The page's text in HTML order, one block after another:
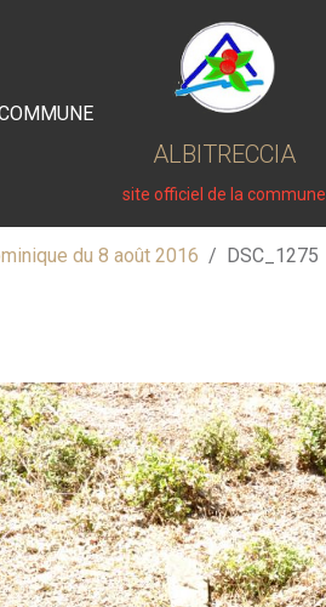
ALBITRECCIA
site officiel de la commune
du 8 août 2016 DSC_1275